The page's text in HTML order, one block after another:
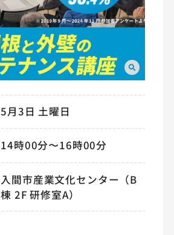
5月3日 土曜日
14時00分〜16時00分
入間市産業文化センター（B
棟 2F 研修室A）